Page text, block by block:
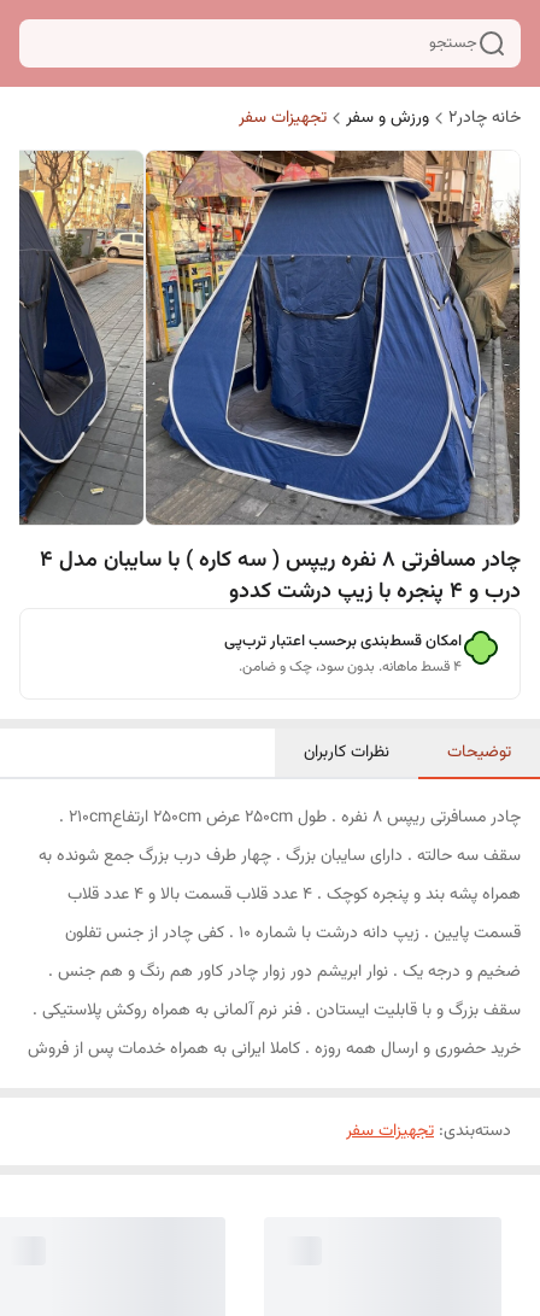
جستجو
خانه چادر۲ ورزش و سفر تجهیزات سفر
چادر مسافرتی 8 نفره ریپس ( سه کاره ) با سایبان مدل 4
درب و 4 پنجره با زیپ درشت کددو
امکان قسط‌بندی برحسب اعتبار ترب‌پی
۴ قسط ماهانه. بدون سود، چک و ضامن.
توضیحات نظرات کاربران
چادر مسافرتی ریپس 8 نفره . طول 250cm عرض 250cm ارتفاع210cm .
سقف سه حالته . دارای سایبان بزرگ . چهار طرف درب بزرگ جمع شونده به
همراه پشه بند و پنجره کوچک . 4 عدد قلاب قسمت بالا و 4 عدد قلاب
قسمت پایین . زیپ دانه درشت با شماره 10 . کفی چادر از جنس تفلون
ضخیم و درجه یک . نوار ابریشم دور زوار چادر کاور هم رنگ و هم جنس .
سقف بزرگ و با قابلیت ایستادن . فنر نرم آلمانی به همراه روکش پلاستیکی .
خرید حضوری و ارسال همه روزه . کاملا ایرانی به همراه خدمات پس از فروش
دسته‌بندی: تجهیزات سفر